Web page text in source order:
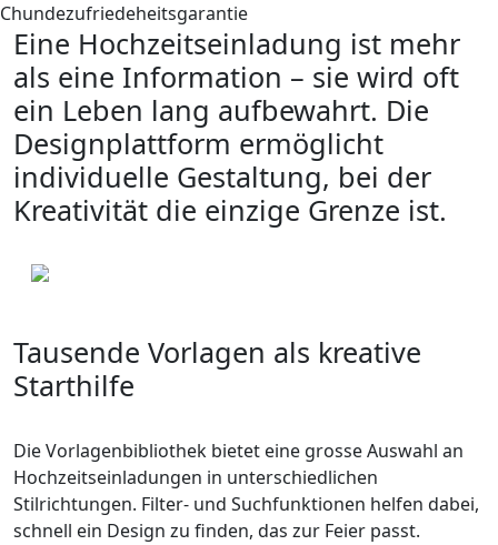
Chundezufriedeheitsgarantie
Eine Hochzeitseinladung ist mehr
als eine Information – sie wird oft
ein Leben lang aufbewahrt. Die
Designplattform ermöglicht
individuelle Gestaltung, bei der
Kreativität die einzige Grenze ist.
Tausende Vorlagen als kreative
Starthilfe
Die Vorlagenbibliothek bietet eine grosse Auswahl an
Hochzeitseinladungen in unterschiedlichen
Stilrichtungen. Filter- und Suchfunktionen helfen dabei,
schnell ein Design zu finden, das zur Feier passt.